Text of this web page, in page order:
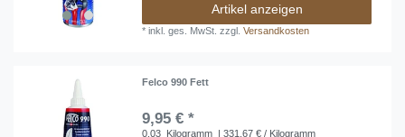
Artikel anzeigen
*inkl. ges. MwSt. zzgl.Versandkosten
Felco 990 Fett
9,95 € *
0.03 Kilogramm | 331,67 € / Kilogramm